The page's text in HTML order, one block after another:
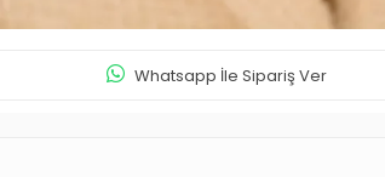
Whatsapp İle Sipariş Ver